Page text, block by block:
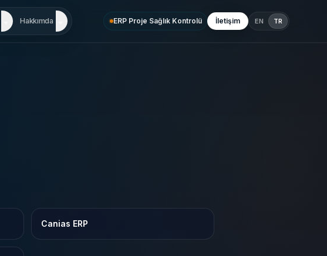
Hakkımda ERP Proje Sağlık Kontrolü İletişim EN TR
Canias ERP